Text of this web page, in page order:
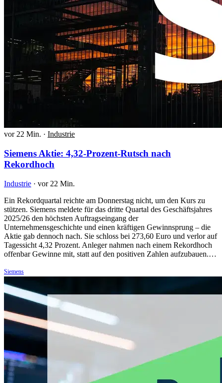
vor 22 Min. · Industrie
Siemens Aktie: 4,32-Prozent-Rutsch nach
Rekordhoch
Industrie · vor 22 Min.
Ein Rekordquartal reichte am Donnerstag nicht, um den Kurs zu
stützen. Siemens meldete für das dritte Quartal des Geschäftsjahres
2025/26 den höchsten Auftragseingang der
Unternehmensgeschichte und einen kräftigen Gewinnsprung – die
Aktie gab dennoch nach. Sie schloss bei 273,60 Euro und verlor auf
Tagessicht 4,32 Prozent. Anleger nahmen nach einem Rekordhoch
offenbar Gewinne mit, statt auf den positiven Zahlen aufzubauen.…
Siemens